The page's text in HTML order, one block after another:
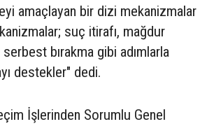
amaçlayan bir dizi mekanizmalar
suç itirafı, mağdur
serbest bırakma gibi adımlarla
destekler" dedi.
İşlerinden Sorumlu Genel